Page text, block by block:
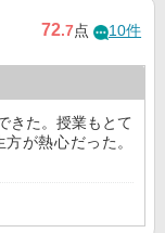
72.7点 10件
きた。授業もとて
が熱心だった。